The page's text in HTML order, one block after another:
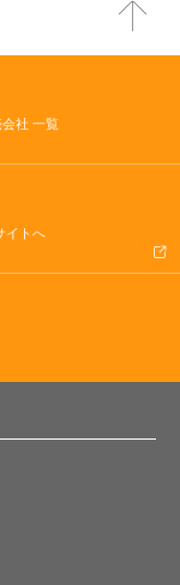
社 一覧
イトへ